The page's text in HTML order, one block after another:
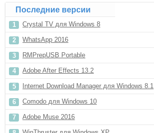
Последние версии
Crystal TV для Windows 8
WhatsApp 2016
RMPrepUSB Portable
Adobe After Effects 13.2
Internet Download Manager для Windows 8.1
Comodo для Windows 10
Adobe Muse 2016